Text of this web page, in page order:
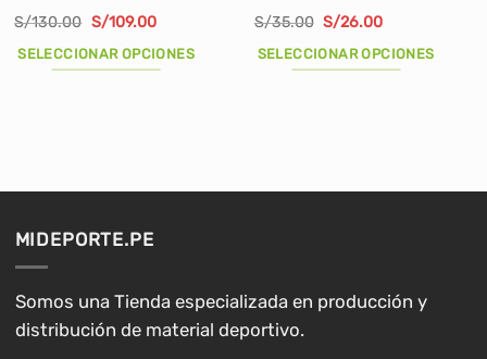
S/130.00 El
original
era:
S/109.00El
actual
es:
SELECCIONAR OPCIONES
se
pueden
elegir
en
Valorado
S/35.00 El
original
era:
S/26.00El
actual
es:
SELECCIONAR OPCIONES
elegir
en
MIDEPORTE.PE
Somos una Tienda especializada en producción y
distribución de material deportivo.